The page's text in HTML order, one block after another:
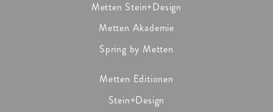
Metten Stein+Design
Metten Akademie
Spring by Metten
Metten Editionen
Stein+Design